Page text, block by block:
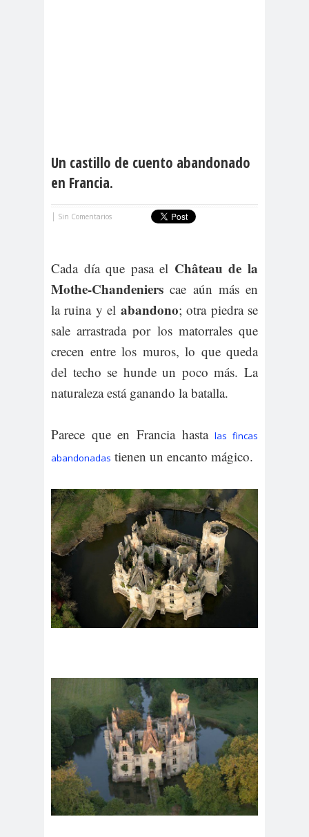
Un castillo de cuento abandonado
en Francia.
| Sin Comentarios
Cada día que pasa el Château de la
Mothe-Chandeniers cae aún más en
la ruina y el abandono; otra piedra se
sale arrastrada por los matorrales que
crecen entre los muros, lo que queda
del techo se hunde un poco más. La
naturaleza está ganando la batalla.
Parece que en Francia hastalas fincas
abandonadas tienen un encanto mágico.